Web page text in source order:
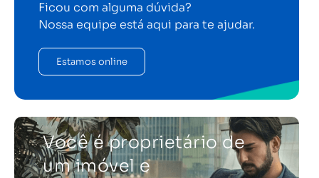
Ficou com alguma dúvida?
Nossa equipe está aqui para te ajudar.
Estamos online
Você é proprietário de
um imóvel e